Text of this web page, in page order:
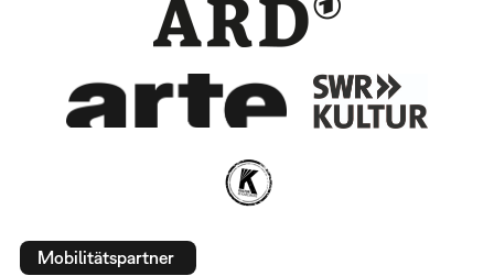
Mobilitätspartner